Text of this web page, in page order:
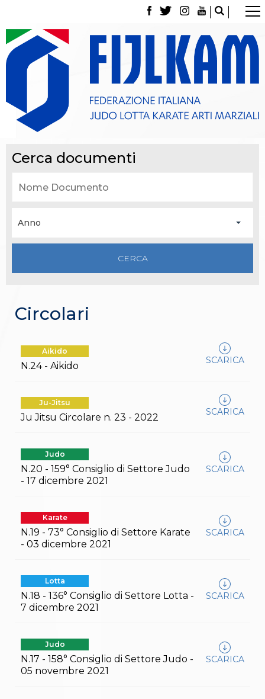
La Federazione
Tesseramento
Contatti
Norme e modulistica Affiliazioni e Tesseramenti
Classifica Società Sportive con più di 100 atleti
tesserati
Archivio eventi
News
Attività Didattica
Attività Didattica
Ju Jitsu
Pancrazio/Pankration
S'istrumpa
Difesa Personale MGA
News
Merchandising
News
Cookies Accept
Cerca documenti
Anno
Circolari
Aikido
N.24 - Aikido SCARICA
Ju-Jitsu
Ju Jitsu Circolare n. 23 - 2022 SCARICA
Judo
N.20 - 159° Consiglio di Settore Judo
- 17 dicembre 2021
SCARICA
Karate
N.19 - 73° Consiglio di Settore Karate
- 03 dicembre 2021
SCARICA
Lotta
N.18 - 136° Consiglio di Settore Lotta -
7 dicembre 2021
SCARICA
Judo
N.17 - 158° Consiglio di Settore Judo -
05 novembre 2021
SCARICA